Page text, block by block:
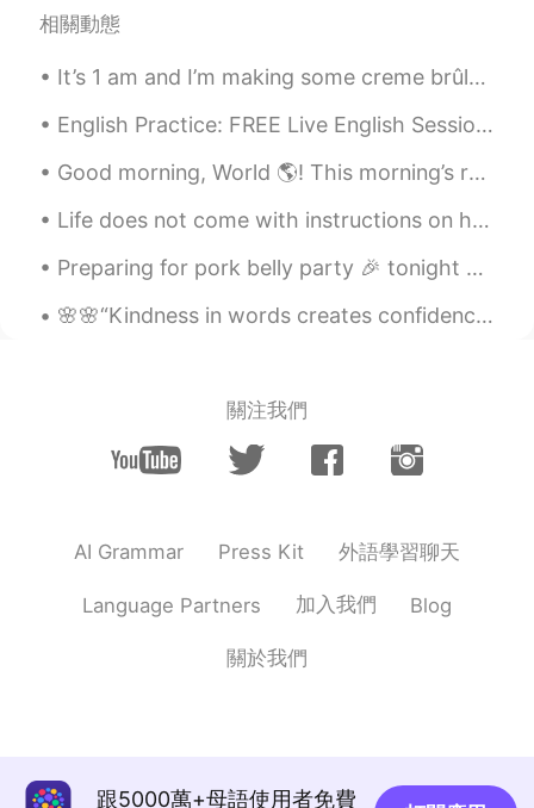
Aya
JP EN
You went to Domatauri! I participated in
JP EN
EN
んど真ん中祭り(ど祭
り)、大きなよさこい祭りです。
の大学と県から来まし
相關動態
It’s 1 am and I’m making some creme brûlée haha 🤣 can’t sleep! Craving for something sweet. Oh my...
English Practice: FREE Live English Session Background: Topic: New Year’s Eve Location: HelloT...
Good morning, World 🌎! This morning’s ruck was AMAZING!!! 💖💖 6 miles of pushing myself to get b...
Life does not come with instructions on how to live, but it does come with trees, sunshine, smile...
Preparing for pork belly party 🎉 tonight yay! A dab of oil and pork belly and salt and pepper. Ma...
🌸🌸“Kindness in words creates confidence. Kindness in thinking creates profoundness. Kindness in g...
關注我們
AI Grammar Press Kit 外語學習聊天
Language Partners 加入我們 Blog
關於我們
跟5000萬+母語使用者免費